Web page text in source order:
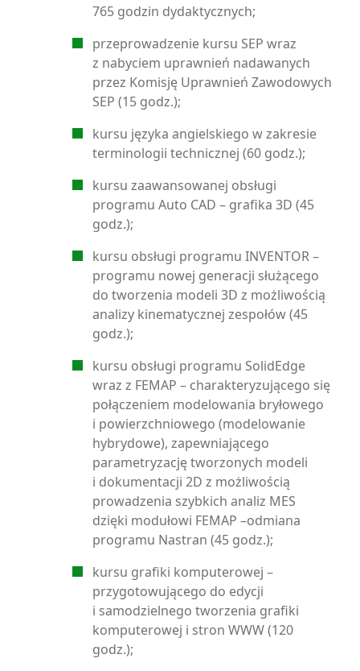
765 godzin dydaktycznych;
przeprowadzenie kursu SEP wraz
z nabyciem uprawnień nadawanych
przez Komisję Uprawnień Zawodowych
SEP (15 godz.);
kursu języka angielskiego w zakresie
terminologii technicznej (60 godz.);
kursu zaawansowanej obsługi
programu Auto CAD – grafika 3D (45
godz.);
kursu obsługi programu INVENTOR –
programu nowej generacji służącego
do tworzenia modeli 3D z możliwością
analizy kinematycznej zespołów (45
godz.);
kursu obsługi programu SolidEdge
wraz z FEMAP – charakteryzującego się
połączeniem modelowania bryłowego
i powierzchniowego (modelowanie
hybrydowe), zapewniającego
parametryzację tworzonych modeli
i dokumentacji 2D z możliwością
prowadzenia szybkich analiz MES
dzięki modułowi FEMAP –odmiana
programu Nastran (45 godz.);
kursu grafiki komputerowej –
przygotowującego do edycji
i samodzielnego tworzenia grafiki
komputerowej i stron WWW (120
godz.);